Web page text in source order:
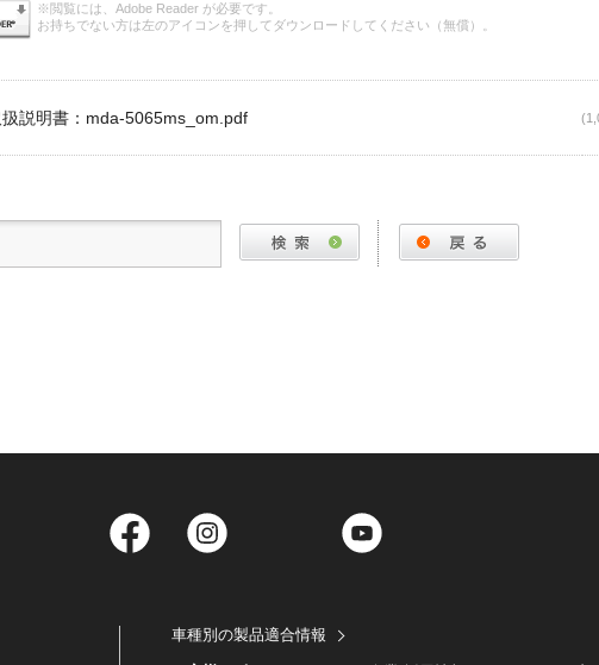
※閲覧には、Adobe Reader が必要です。
お持ちでない方は左のアイコンを押してダウンロードしてください（無償）。
説明書：mda-5065ms_om.pdf
Facebook Twitter
車種別の製品適合情報